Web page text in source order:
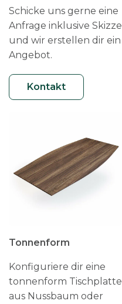
Schicke uns gerne eine
Anfrage inklusive Skizze
und wir erstellen dir ein
Angebot.
Kontakt
Tonnenform
Konfiguriere dir eine
tonnenform Tischplatte
aus Nussbaum oder